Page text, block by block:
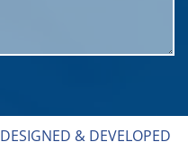
DESIGNED & DEVELOPED